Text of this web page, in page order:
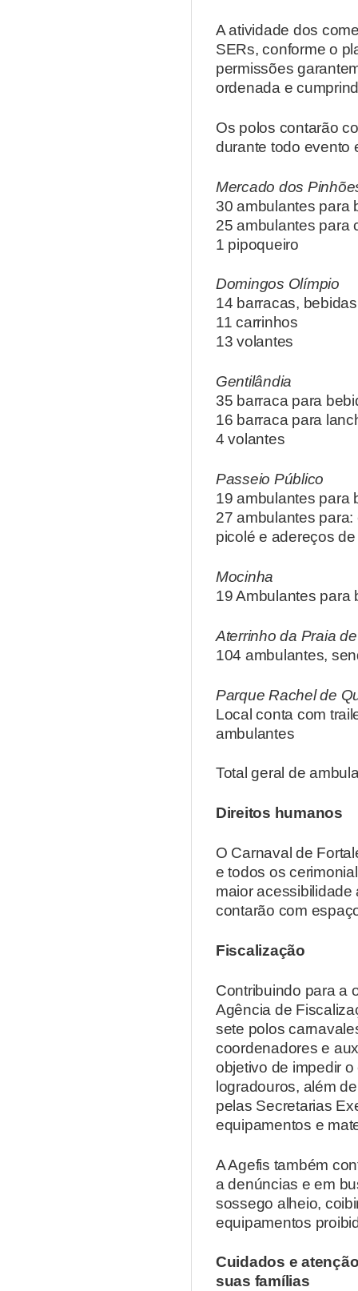
A atividade dos
SERs, conforme o
permissões
ordenada e
Os polos contarão
durante todo evento
Mercado dos
30 ambulantes para
25 ambulantes para
1 pipoqueiro
Domingos Olímpio
14 barracas,
11 carrinhos
13 volantes
Gentilândia
35 barraca para
16 barraca para
4 volantes
Passeio Público
19 ambulantes para
27 ambulantes
picolé e adereços
Mocinha
19 Ambulantes para
Aterrinho da Praia
104 ambulantes,
Parque Rachel de
Local conta com
ambulantes
Total geral de
Direitos humanos
O Carnaval de
e todos os
maior
contarão com
Fiscalização
Contribuindo para a
Agência de
sete polos
coordenadores e
objetivo de impedir
logradouros, além
pelas Secretarias
equipamentos e
A Agefis também
a denúncias e em
sossego alheio,
equipamentos
Cuidados e
suas famílias